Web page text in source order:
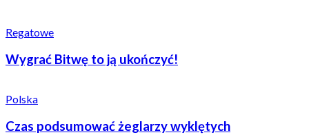
Regatowe
Wygrać Bitwę to ją ukończyć!
Polska
Czas podsumować żeglarzy wyklętych